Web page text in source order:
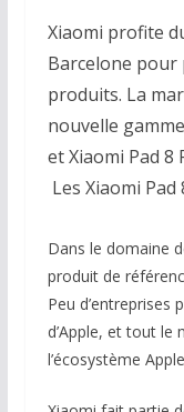
Xiaomi profite
Barcelone pour
produits. La
nouvelle
et Xiaomi Pad 8
Les Xiaomi
Dans le domaine
produit de
Peu d’entreprises
d’Apple, et tout le
l’écosystème